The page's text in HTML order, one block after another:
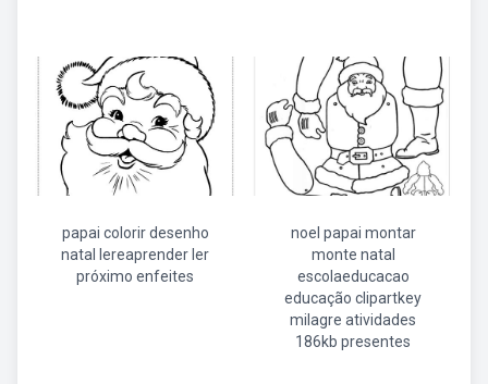
papai colorir desenho
natal lereaprender ler
próximo enfeites
noel papai montar
monte natal
escolaeducacao
educação clipartkey
milagre atividades
186kb presentes